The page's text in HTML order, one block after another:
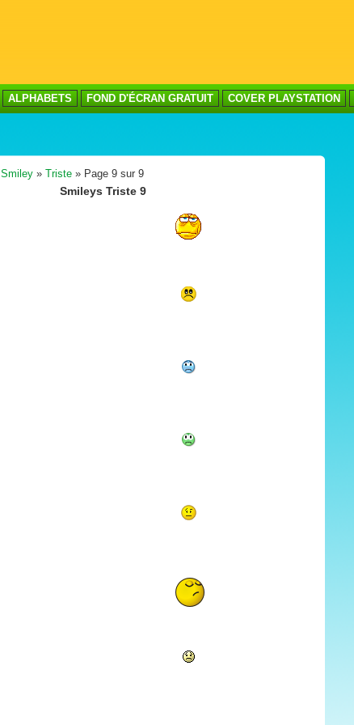
ALPHABETS FOND D'ÉCRAN GRATUIT COVER PLAYSTATION
Smiley » Triste » Page 9 sur 9
Smileys Triste 9